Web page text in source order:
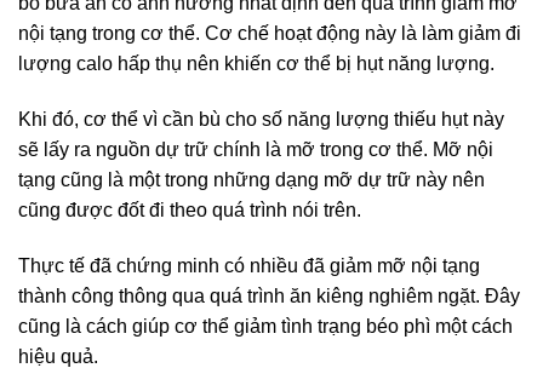
nội tạng trong cơ thể. Cơ chế hoạt động này là làm giảm đi
lượng calo hấp thụ nên khiến cơ thể bị hụt năng lượng.
Khi đó, cơ thể vì cần bù cho số năng lượng thiếu hụt này
sẽ lấy ra nguồn dự trữ chính là mỡ trong cơ thể. Mỡ nội
tạng cũng là một trong những dạng mỡ dự trữ này nên
cũng được đốt đi theo quá trình nói trên.
Thực tế đã chứng minh có nhiều đã giảm mỡ nội tạng
thành công thông qua quá trình ăn kiêng nghiêm ngặt. Đây
cũng là cách giúp cơ thể giảm tình trạng béo phì một cách
hiệu quả.